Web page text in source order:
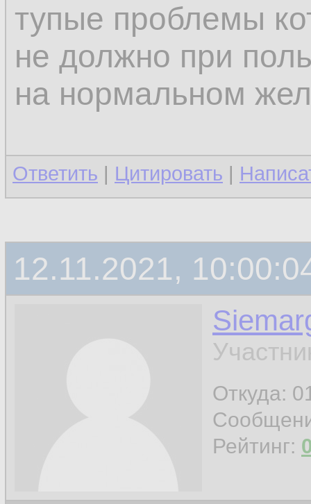
тупые проблемы
не должно при
на нормальном
Ответить | Цитировать |
12.11.2021,
Откуда:
Рейтинг: